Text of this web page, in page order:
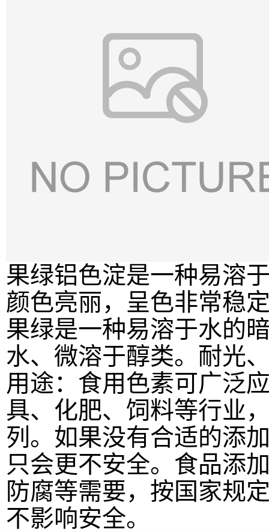
果绿铝色淀是一种易溶
颜色亮丽，呈色非常稳
果绿是一种易溶于水的
水、微溶于醇类。耐光
用途： 食用色素可广泛
具、化肥、饲料等行业
列。如果没有合适的添
只会更不安全。食品添
防腐等需要，按国家规
不影响安全。